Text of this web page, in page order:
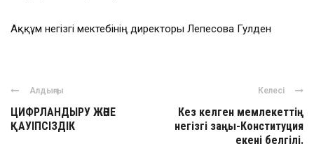
Аққұм негізгі мектебінің директоры Лепесова Гулден
Алдыңғы
ЦИФРЛАНДЫРУ ЖӘНЕ
ҚАУІПСІЗДІК
Келесі
Кез келген мемлекеттің
негізгі заңы-Конституция
екені белгілі.